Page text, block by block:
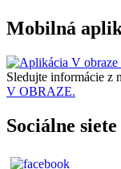
Mobilná
Sledujte informácie z
V OBRAZE.
Sociálne siete